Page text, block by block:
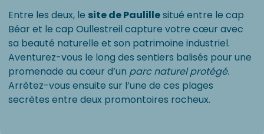
Entre les deux, le site de Paulillesitué entre le cap
Béar et le cap Oullestreil capture votre cœur avec
sa beauté naturelle et son patrimoine industriel.
Aventurez-vous le long des sentiers balisés pour une
promenade au cœur d’un parc naturel protégé.
Arrêtez-vous ensuite sur l’une de ces plages
secrètes entre deux promontoires rocheux.